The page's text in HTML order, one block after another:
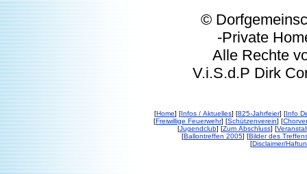
© Dorfgemeinschaft
-Private
Alle Rechte
V.i.S.d.P Dirk
[Home] [Infos / Aktuelles] [825-Jahrfeier] [Info
[Freiwillige Feuerwehr] [Schützenverein] [
[Jugendclub] [Zum Abschluss] [
[Ballontreffen 2005] [Bilder des
[Disclaimer/